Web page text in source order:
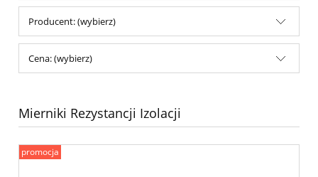
Producent: (wybierz)
Cena: (wybierz)
Mierniki Rezystancji Izolacji
promocja